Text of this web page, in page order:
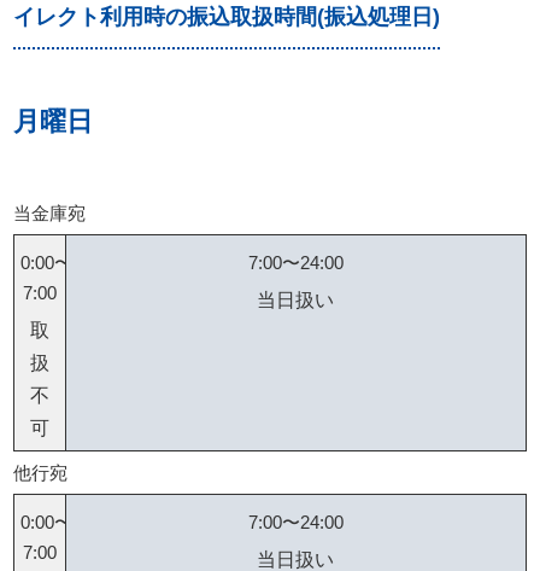
イレクト利用時の振込取扱時間(振込処理日)
月曜日
当金庫宛
0:00〜
7:00
取
扱
不
可
7:00〜24:00
当日扱い
他行宛
0:00〜
7:00
7:00〜24:00
当日扱い